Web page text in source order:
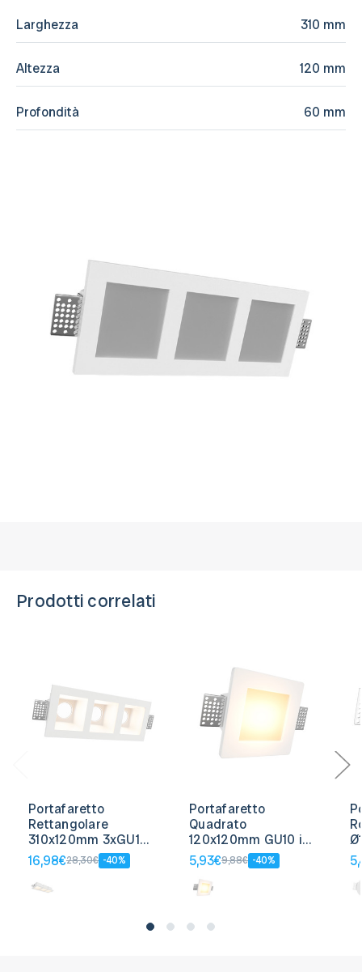
Larghezza 310 mm
Altezza 120 mm
Profondità 60 mm
Prodotti correlati
Portafaretto
Rettangolare
310x120mm 3xGU10
in Gesso Pitturabile
16,98€28,30€ -40%
Portafaretto
Quadrato
120x120mm GU10 in
Gesso con Vetro
5,93€9,88€ -40%